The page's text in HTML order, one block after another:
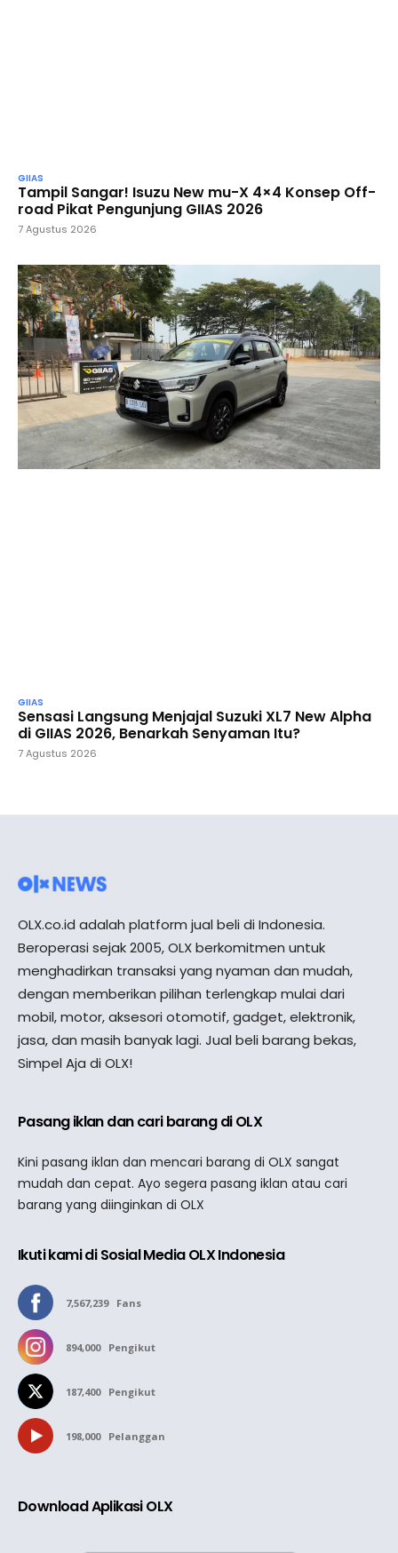
GIIAS
Tampil Sangar! Isuzu New mu-X 4×4 Konsep Off-
road Pikat Pengunjung GIIAS 2026
7 Agustus 2026
GIIAS
Sensasi Langsung Menjajal Suzuki XL7 New Alpha
di GIIAS 2026, Benarkah Senyaman Itu?
7 Agustus 2026
OLX.co.id adalah platform jual beli di Indonesia.
Beroperasi sejak 2005, OLX berkomitmen untuk
menghadirkan transaksi yang nyaman dan mudah,
dengan memberikan pilihan terlengkap mulai dari
mobil, motor, aksesori otomotif, gadget, elektronik,
jasa, dan masih banyak lagi. Jual beli barang bekas,
Simpel Aja di OLX!
Pasang iklan dan cari barang di OLX
Kini pasang iklan dan mencari barang di OLX sangat
mudah dan cepat. Ayo segera pasang iklan atau cari
barang yang diinginkan di OLX
Ikuti kami di Sosial Media OLX Indonesia
7,567,239 Fans
894,000 Pengikut
187,400 Pengikut
198,000 Pelanggan
Download Aplikasi OLX